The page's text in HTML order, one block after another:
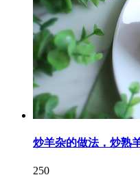
炒羊杂的做法，炒熟
250